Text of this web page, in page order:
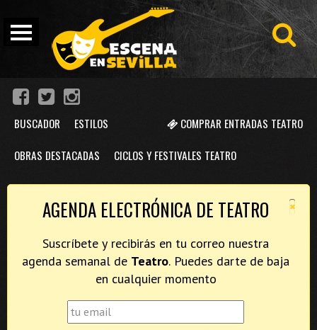
COMPRAR ENTRADAS TEATRO
BUSCADOR ESTILOS
OBRAS DESTACADAS CICLOS Y FESTIVALES TEATRO
×
AGENDA ELECTRÓNICA DE TEATRO
Suscríbete y recibirás en tu correo nuestra
agenda semanal de Teatro. Puedes darte de baja
en cualquier momento